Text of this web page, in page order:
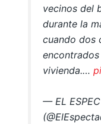
vecinos del
durante la
cuando dos
vivienda.…
— EL